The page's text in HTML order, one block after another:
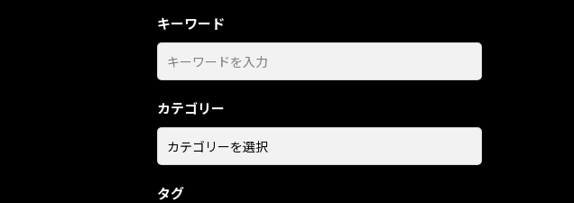
キーワード
カテゴリー
タグ